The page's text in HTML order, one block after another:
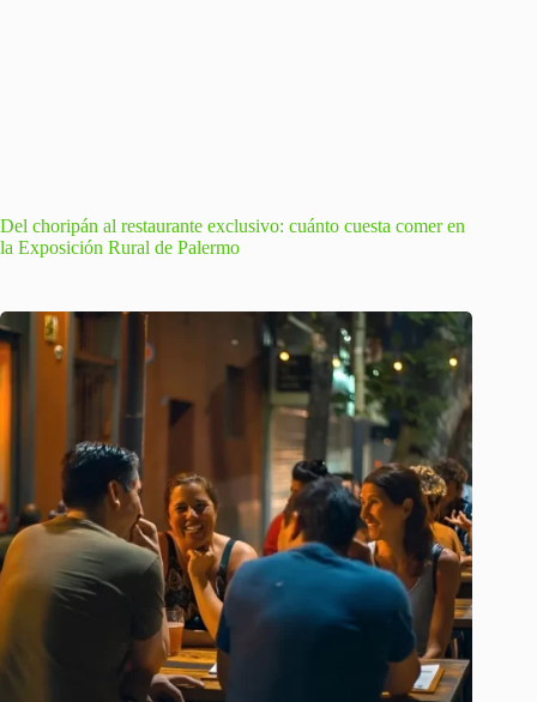
Del choripán al restaurante exclusivo: cuánto cuesta comer en
la Exposición Rural de Palermo